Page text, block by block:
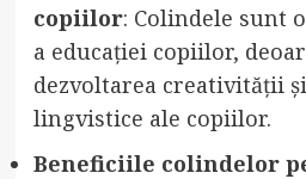
copiilor: Colindele sunt
a educației copiilor,
dezvoltarea creativității
lingvistice ale copiilor.
Beneficiile colindelor